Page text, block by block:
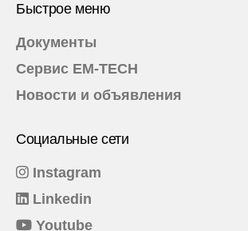
Быстрое меню
Документы
Сервис EM-TECH
Новости и объявления
Социальные сети
Instagram
Linkedin
Youtube